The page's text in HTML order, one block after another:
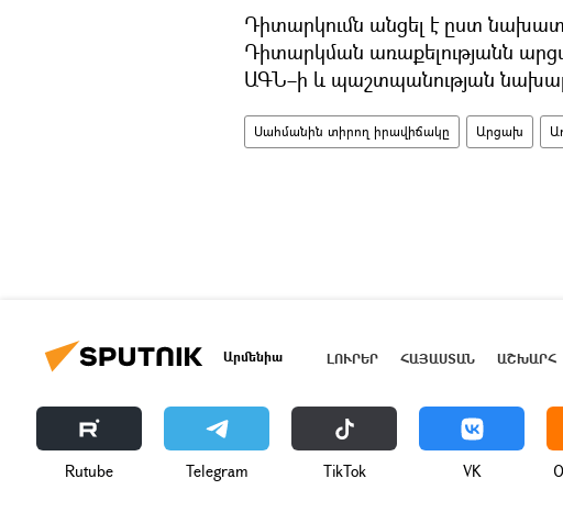
Դիտարկումն անցել է ըստ
Դիտարկման առաքելությանն
ԱԳՆ–ի և պաշտպանության
Սահմանին տիրող իրավիճակը Արցախ
Արմենիա ԼՈՒՐԵՐ ՀԱՅԱՍՏԱՆ ԱՇԽԱՐՀ
Rutube Telegram ТikТоk VK